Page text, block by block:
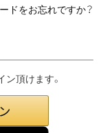
ドをお忘れですか？
頂けます。